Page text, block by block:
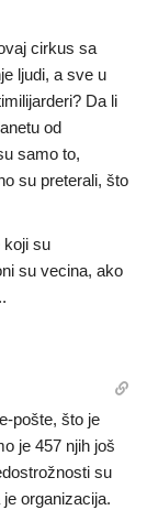
cirkus sa
ljudi, a sve u
Da li
od
samo to,
su preterali, što
su
su vecina, ako
pošte, što je
je 457 njih još
su
organizacija.